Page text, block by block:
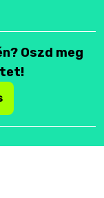
Oszd meg